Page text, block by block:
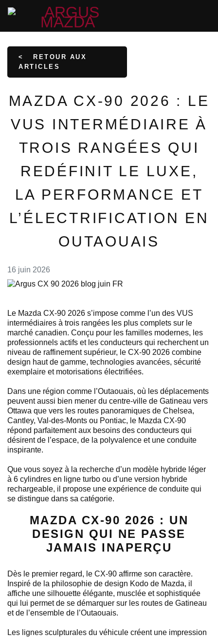
<
RETOUR AUX
ARTICLES
MAZDA CX-90 2026 : LE
VUS INTERMÉDIAIRE À
TROIS RANGÉES QUI
REDÉFINIT LE LUXE,
LA PERFORMANCE ET
L’ÉLECTRIFICATION EN
OUTAOUAIS
16 juin 2026
Le Mazda CX-90 2026 s’impose comme l’un des VUS
intermédiaires à trois rangées les plus complets sur le
marché canadien. Conçu pour les familles modernes, les
professionnels actifs et les conducteurs qui recherchent un
niveau de raffinement supérieur, le CX-90 2026 combine
design haut de gamme, technologies avancées, sécurité
exemplaire et motorisations électrifiées.
Dans une région comme l’Outaouais, où les déplacements
peuvent aussi bien mener du centre-ville de Gatineau vers
Ottawa que vers les routes panoramiques de Chelsea,
Cantley, Val-des-Monts ou Pontiac, le Mazda CX-90
répond parfaitement aux besoins des conducteurs qui
désirent de l’espace, de la polyvalence et une conduite
inspirante.
Que vous soyez à la recherche d’un modèle hybride léger
à 6 cylindres en ligne turbo ou d’une version hybride
rechargeable, il propose une expérience de conduite qui
se distingue dans sa catégorie.
MAZDA CX-90 2026 : UN
DESIGN QUI NE PASSE
JAMAIS INAPERÇU
Dès le premier regard, le CX-90 affirme son caractère.
Inspiré de la philosophie de design Kodo de Mazda, il
affiche une silhouette élégante, musclée et sophistiquée
qui lui permet de se démarquer sur les routes de Gatineau
et de l’ensemble de l’Outaouais.
Les lignes sculpturales du véhicule créent une impression